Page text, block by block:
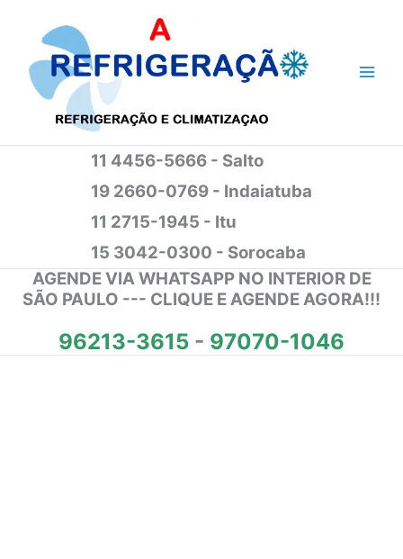
conteúdo
11 4456-5666 - Salto
19 2660-0769 - Indaiatuba
11 2715-1945 - Itu
15 3042-0300 - Sorocaba
AGENDE VIA WHATSAPP NO INTERIOR DE
SÃO PAULO --- CLIQUE E AGENDE AGORA!!!
96213-3615 - 97070-1046